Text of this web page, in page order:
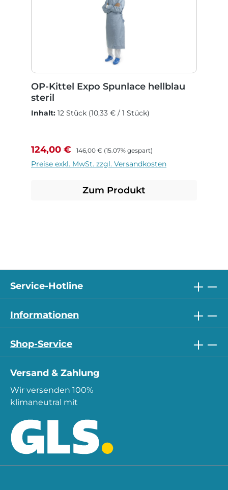
OP-Kittel Expo Spunlace hellblau
steril
Inhalt: 12 Stück (10,33 € / 1 Stück)
Verkaufspreis:
124,00 € Regulärer Preis:
146,00 € (15.07% gespart)
Preise exkl. MwSt. zzgl. Versandkosten
Zum Produkt
Service-Hotline
Informationen
Shop-Service
Versand & Zahlung
Wir versenden 100%
klimaneutral mit